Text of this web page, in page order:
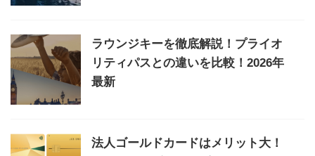
ラウンジキーを徹底解説！プライオ
リティパスとの違いを比較！2026年
最新
法人ゴールドカードはメリット大！